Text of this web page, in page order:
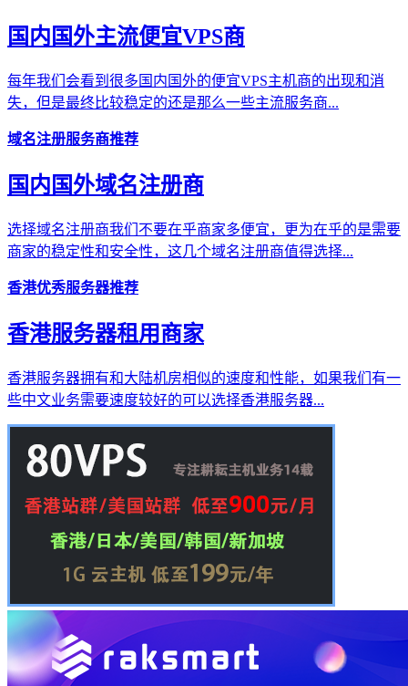
国内国外主流便宜VPS商
每年我们会看到很多国内国外的便宜VPS主机商的出现和消
失，但是最终比较稳定的还是那么一些主流服务商...
域名注册服务商推荐
国内国外域名注册商
选择域名注册商我们不要在乎商家多便宜，更为在乎的是需要
商家的稳定性和安全性，这几个域名注册商值得选择...
香港优秀服务器推荐
香港服务器租用商家
香港服务器拥有和大陆机房相似的速度和性能，如果我们有一
些中文业务需要速度较好的可以选择香港服务器...